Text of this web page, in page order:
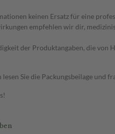
keinen Ersatz für eine
empfehlen wir dir,
der Produktangaben, die
Sie die Packungsbeilage und